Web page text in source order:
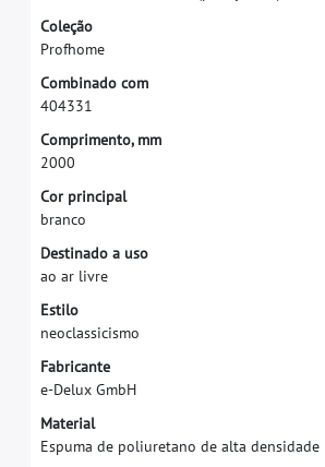
Coleção
Profhome
Combinado com
404331
Comprimento, mm
2000
Cor principal
branco
Destinado a uso
ao ar livre
Estilo
neoclassicismo
Fabricante
e-Delux GmbH
Material
Espuma de poliuretano de alta densidade